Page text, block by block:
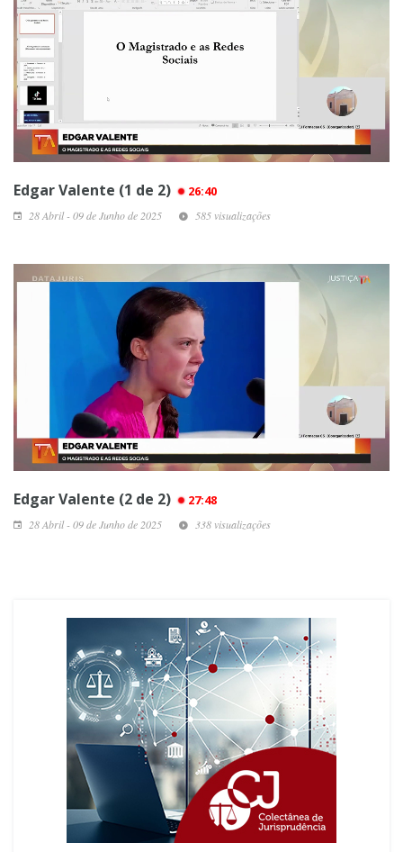
Edgar Valente (1 de 2) 26:40
28 Abril - 09 de Junho de 2025 585 visualizações
Edgar Valente (2 de 2) 27:48
28 Abril - 09 de Junho de 2025 338 visualizações